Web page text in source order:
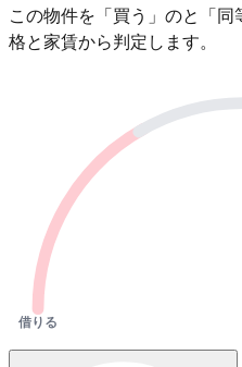
この物件を「買う」のと「
格と家賃から判定します。
借りる